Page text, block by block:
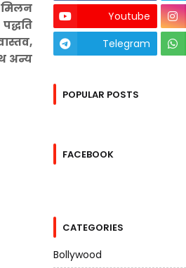
मिलन
अन्य
Youtube
Telegram
POPULAR POSTS
FACEBOOK
CATEGORIES
Bollywood